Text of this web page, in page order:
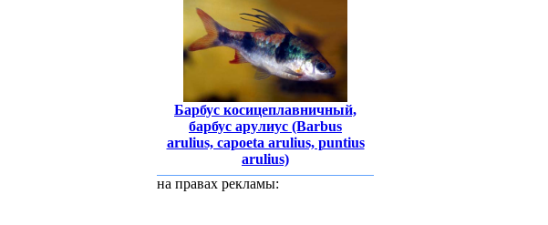
Барбус косицеплавничный,
барбус арулиус (Barbus
arulius, сapoeta arulius, puntius
arulius)
на правах рекламы: